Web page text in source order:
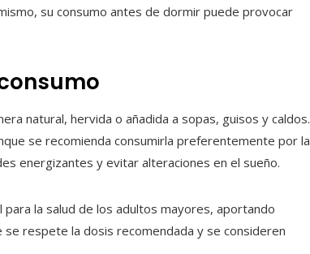
su consumo antes de dormir puede provocar
natural, hervida o añadida a sopas, guisos y caldos.
se recomienda consumirla preferentemente por la
energizantes y evitar alteraciones en el sueño.
la salud de los adultos mayores, aportando
respete la dosis recomendada y se consideren